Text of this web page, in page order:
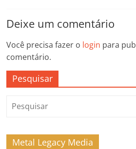
Deixe um comentário
Você precisa fazer o login para
comentário.
Pesquisar
Metal Legacy Media